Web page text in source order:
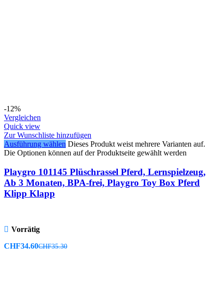
-12%
Vergleichen
Quick view
Zur Wunschliste hinzufügen
Ausführung wählen Dieses Produkt weist mehrere Varianten auf.
Die Optionen können auf der Produktseite gewählt werden
Playgro 101145 Plüschrassel Pferd, Lernspielzeug,
Ab 3 Monaten, BPA-frei, Playgro Toy Box Pferd
Klipp Klapp
Vorrätig
CHF34.60CHF35.30